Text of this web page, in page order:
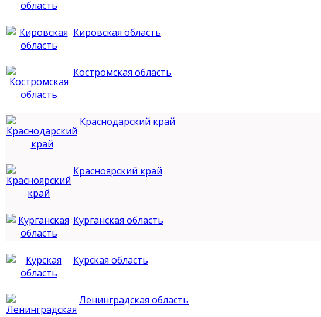
Кировская область
Костромская область
Краснодарский край
Красноярский край
Курганская область
Курская область
Ленинградская область